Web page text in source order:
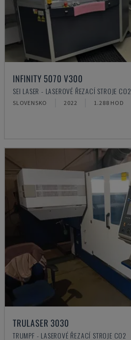
INFINITY 5070 V300
SEI LASER - LASEROVÉ ŘEZACÍ STROJE CO2
SLOVENSKO 2022 1.288 HOD
TRULASER 3030
TRUMPF - LASEROVÉ ŘEZACÍ STROJE CO2